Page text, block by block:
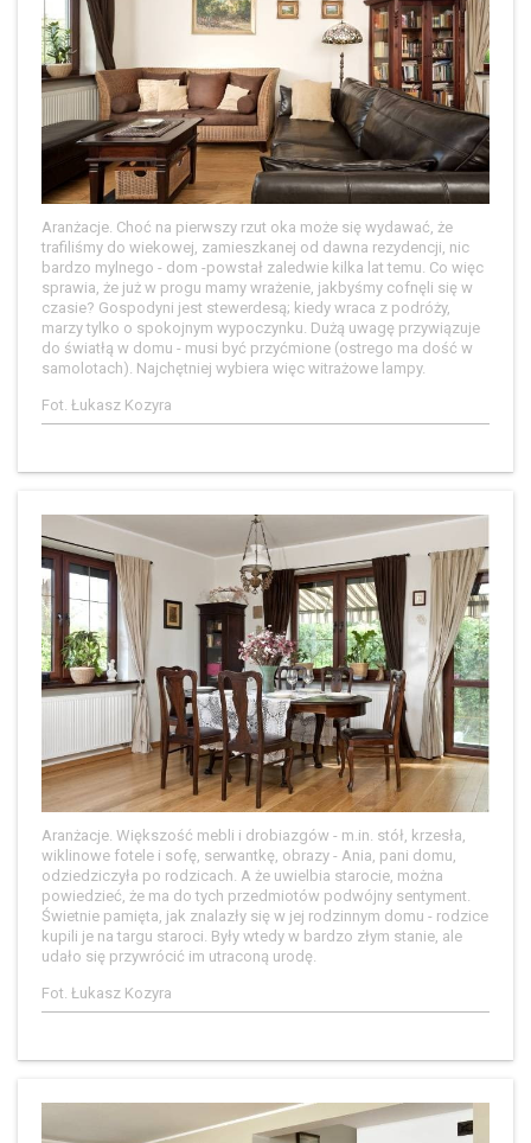
Aranżacje. Choć na pierwszy rzut oka może się wydawać, że
trafiliśmy do wiekowej, zamieszkanej od dawna rezydencji, nic
bardzo mylnego - dom -powstał zaledwie kilka lat temu. Co więc
sprawia, że już w progu mamy wrażenie, jakbyśmy cofnęli się w
czasie? Gospodyni jest stewerdesą; kiedy wraca z podróży,
marzy tylko o spokojnym wypoczynku. Dużą uwagę przywiązuje
do światłą w domu - musi być przyćmione (ostrego ma dość w
samolotach). Najchętniej wybiera więc witrażowe lampy.
Fot. Łukasz Kozyra
Aranżacje. Większość mebli i drobiazgów - m.in. stół, krzesła,
wiklinowe fotele i sofę, serwantkę, obrazy - Ania, pani domu,
odziedziczyła po rodzicach. A że uwielbia starocie, można
powiedzieć, że ma do tych przedmiotów podwójny sentyment.
Świetnie pamięta, jak znalazły się w jej rodzinnym domu - rodzice
kupili je na targu staroci. Były wtedy w bardzo złym stanie, ale
udało się przywrócić im utraconą urodę.
Fot. Łukasz Kozyra